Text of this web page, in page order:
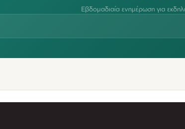
Εβδομαδιαία ενημέρωση για